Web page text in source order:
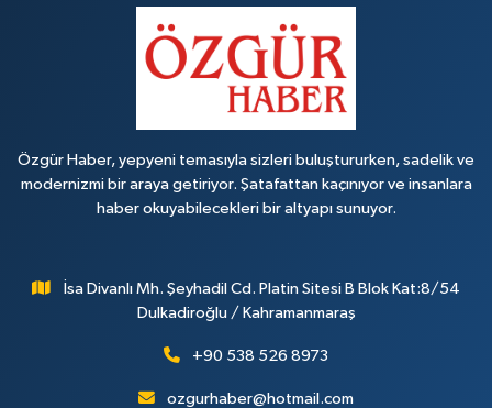
Özgür Haber, yepyeni temasıyla sizleri buluştururken, sadelik ve
modernizmi bir araya getiriyor. Şatafattan kaçınıyor ve insanlara
haber okuyabilecekleri bir altyapı sunuyor.
İsa Divanlı Mh. Şeyhadil Cd. Platin Sitesi B Blok Kat:8/54
Dulkadiroğlu / Kahramanmaraş
+90 538 526 8973
ozgurhaber@hotmail.com